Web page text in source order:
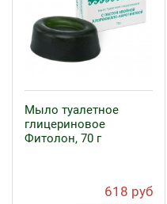
Мыло туалетное
глицериновое
Фитолон, 70 г
618 руб